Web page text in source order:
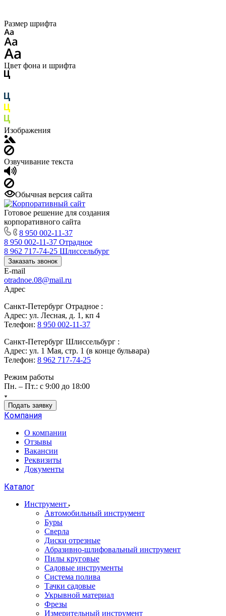
Размер шрифта
Цвет фона и шрифта
Изображения
Озвучивание текста
Обычная версия сайта
Готовое решение для создания
корпоративного сайта
8 950 002-11-37
8 950 002-11-37 Отрадное
8 962 717-74-25 Шлиссельбург
Заказать звонок
E-mail
otradnoe.08@mail.ru
Адрес
Санкт-Петербург Отрадное :
Адрес: ул. Лесная, д. 1, кп 4
Телефон: 8 950 002-11-37
Санкт-Петербург Шлиссельбург :
Адрес: ул. 1 Мая, стр. 1 (в конце бульвара)
Телефон: 8 962 717-74-25
Режим работы
Пн. – Пт.: с 9:00 до 18:00
Подать заявку
Компания
О компании
Отзывы
Вакансии
Реквизиты
Документы
Каталог
Инструмент
Автомобильный инструмент
Буры
Сверла
Диски отрезные
Абразивно-шлифовальный инструмент
Пилы круговые
Садовые инструменты
Система полива
Тачки садовые
Укрывной материал
Фрезы
Измерительный инструмент